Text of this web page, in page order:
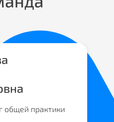
общей практики